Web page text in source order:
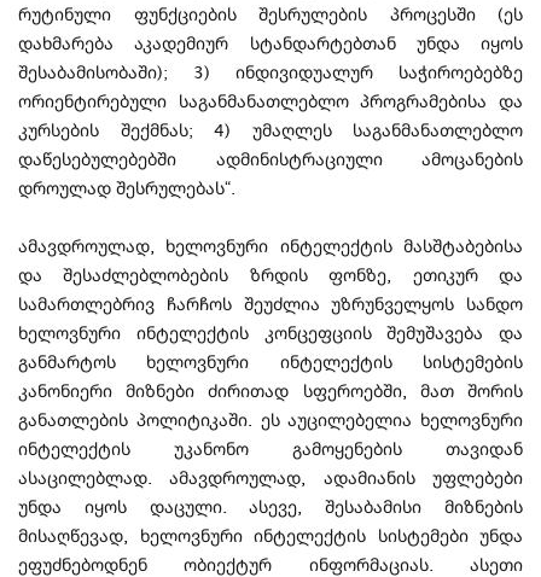
რუტინული ფუნქციების შესრულების პროცესში (ეს
დახმარება აკადემიურ სტანდარტებთან უნდა იყოს
შესაბამისობაში); 3) ინდივიდუალურ საჭიროებებზე
ორიენტირებული საგანმანათლებლო პროგრამებისა და
კურსების შექმნას; 4) უმაღლეს საგანმანათლებლო
დაწესებულებებში ადმინისტრაციული ამოცანების
დროულად შესრულებას“.
ამავდროულად, ხელოვნური ინტელექტის მასშტაბებისა
და შესაძლებლობების ზრდის ფონზე, ეთიკურ და
სამართლებრივ ჩარჩოს შეუძლია უზრუნველყოს სანდო
ხელოვნური ინტელექტის კონცეფციის შემუშავება და
განმარტოს ხელოვნური ინტელექტის სისტემების
კანონიერი მიზნები ძირითად სფეროებში, მათ შორის
განათლების პოლიტიკაში. ეს აუცილებელია ხელოვნური
ინტელექტის უკანონო გამოყენების თავიდან
ასაცილებლად. ამავდროულად, ადამიანის უფლებები
უნდა იყოს დაცული. ასევე, შესაბამისი მიზნების
მისაღწევად, ხელოვნური ინტელექტის სისტემები უნდა
ეფუძნებოდნენ ობიექტურ ინფორმაციას. ასეთი